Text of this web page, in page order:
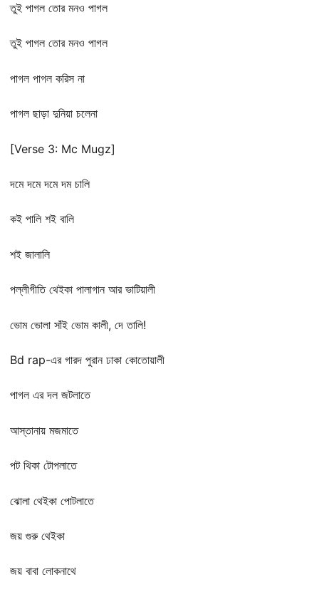
তুই পাগল তোর মনও পাগল
তুই পাগল তোর মনও পাগল
পাগল পাগল করিস না
পাগল ছাড়া দুনিয়া চলেনা
[Verse 3: Mc Mugz]
দমে দমে দমে দম চালি
কই পালি শই বালি
শই জালালি
পল্লীগীতি থেইকা পালাগান আর ভাটিয়ালী
ভোম ভোলা সাঁই ভোম কালী, দে তালি!
Bd rap-এর গারদ পুরান ঢাকা কোতোয়ালী
পাগল এর দল জটলাতে
আস্তানায় মজমাতে
পট থিকা টোপলাতে
ঝোলা থেইকা পোটলাতে
জয় গুরু থেইকা
জয় বাবা লোকনাথে